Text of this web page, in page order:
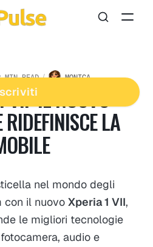
MIN READ MONICA
VII: IL NUOVO
LA
nel mondo degli
con il nuovoXperia 1 VII,
le migliori tecnologie
audio e